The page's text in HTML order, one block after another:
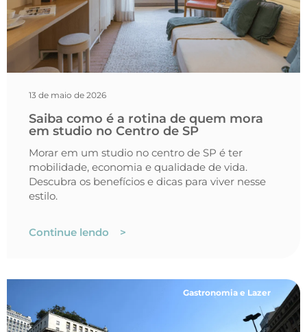
13 de maio de 2026
Saiba como é a rotina de quem mora
em studio no Centro de SP
Morar em um studio no centro de SP é ter
mobilidade, economia e qualidade de vida.
Descubra os benefícios e dicas para viver nesse
estilo.
Continue lendo >
Gastronomia e Lazer